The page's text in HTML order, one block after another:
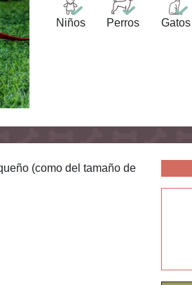
Niños Perros Gatos
(como del tamaño de